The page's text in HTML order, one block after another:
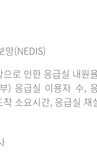
망(NEDIS)
으로 인한 응급실 내원
) 응급실 이용자 수,
소요시간, 응급실 재